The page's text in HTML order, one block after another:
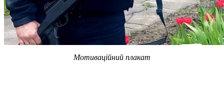
Мотиваційний плакат